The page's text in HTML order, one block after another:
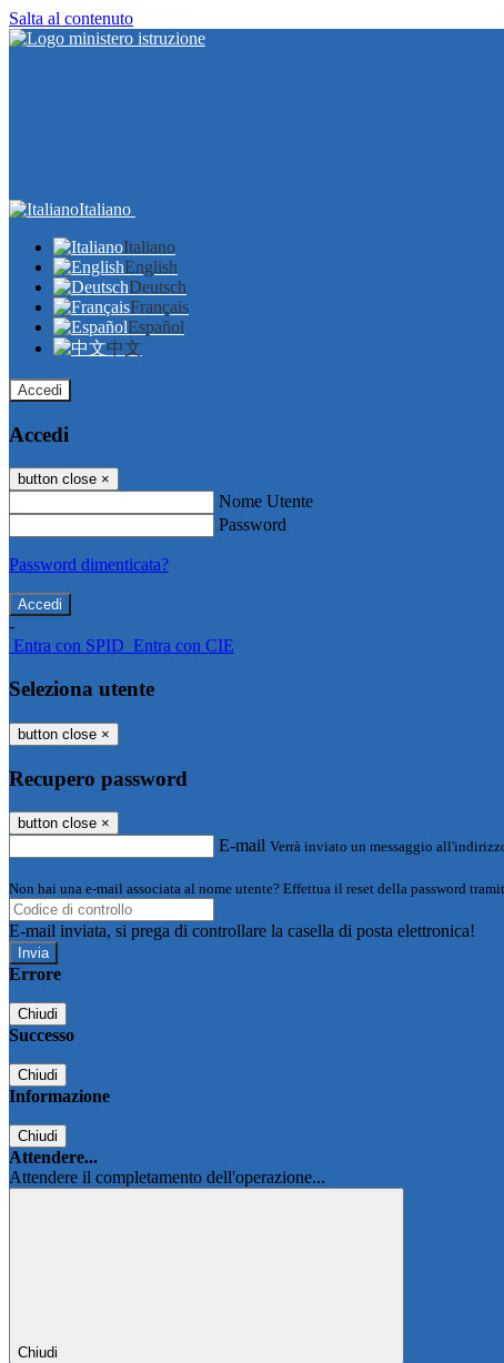
Salta al contenuto
Italiano
Italiano
English
Deutsch
Français
Español
中文
Accedi
Accedi
button close ×
Nome Utente
Password
Password dimenticata?
-
Entra con SPID Entra con CIE
Seleziona utente
button close ×
Recupero password
button close ×
E-mail Verrà inviato un messaggio
Non hai una e-mail associata al nome utente? Effettua il reset della password
E-mail inviata, si prega di controllare la casella di posta elettronica!
Errore
Chiudi
Successo
Chiudi
Informazione
Chiudi
Attendere...
Attendere il completamento dell'operazione...
Chiudi